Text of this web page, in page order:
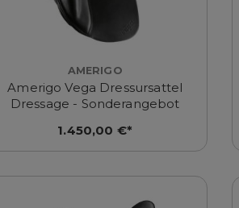
AMERIGO
Amerigo Vega Dressursattel
Dressage - Sonderangebot
1.450,00 €*